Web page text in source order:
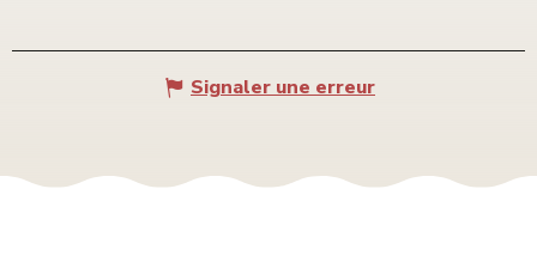
Signaler une erreur